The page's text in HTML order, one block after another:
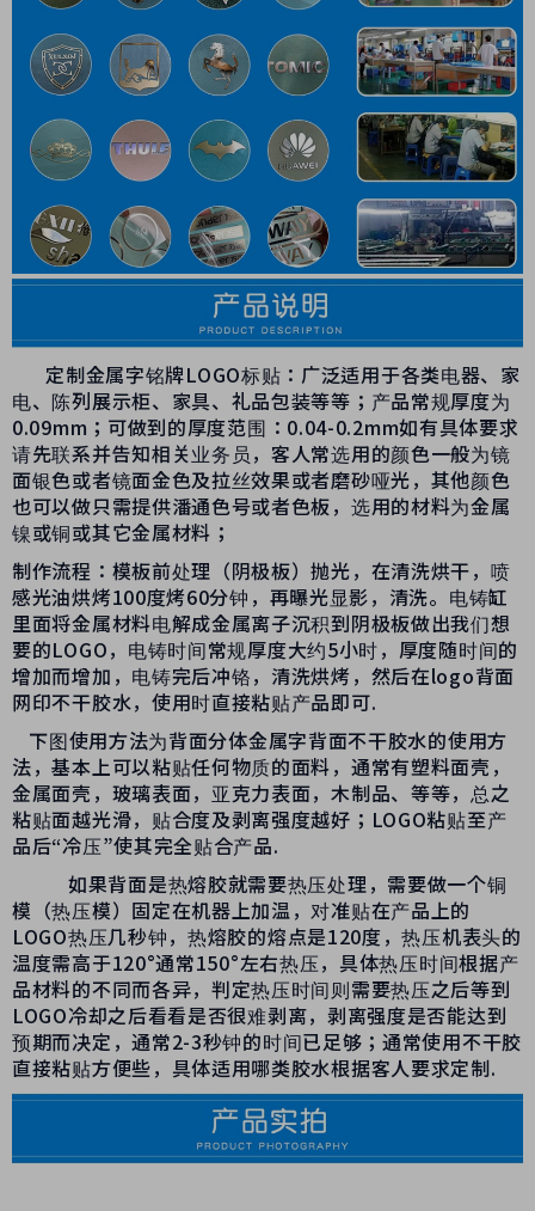
定制金属字铭牌LOGO标贴：广泛适用于各类电器、家
电、陈列展示柜、家具、礼品包装等等；产品常规厚度为
0.09mm ；可做到的厚度范围： 0.04-0.2mm如有具体要求
请先联系并告知相关业务员，客人常选用的颜色一般为镜
面银色或者镜面金色及拉丝效果或者磨砂哑光，其他颜色
也可以做只需提供潘通色号或者色板，选用的材料为金属
镍或铜或其它金属材料；
制作流程：模板前处理（阴极板）抛光，在清洗烘干，喷
感光油烘烤100度烤60分钟，再曝光显影，清洗。电铸缸
里面将金属材料电解成金属离子沉积到阴极板做出我们想
要的LOGO，电铸时间常规厚度大约5小时，厚度随时间的
增加而增加，电铸完后冲铬，清洗烘烤，然后在logo背面
网印不干胶水，使用时直接粘贴产品即可.
下图使用方法为背面分体金属字背面不干胶水的使用方
法，基本上可以粘贴任何物质的面料，通常有塑料面壳，
金属面壳，玻璃表面，亚克力表面，木制品、等等，总之
粘贴面越光滑，贴合度及剥离强度越好； LOGO粘贴至产
品后“冷压”使其完全贴合产品.
如果背面是热熔胶就需要热压处理，需要做一个铜
模（热压模）固定在机器上加温，对准贴在产品上的
LOGO热压几秒钟，热熔胶的熔点是120度，热压机表头的
温度需高于120°通常150°左右热压，具体热压时间根据产
品材料的不同而各异，判定热压时间则需要热压之后等到
LOGO冷却之后看看是否很难剥离，剥离强度是否能达到
预期而决定，通常2-3秒钟的时间已足够；通常使用不干胶
直接粘贴方便些，具体适用哪类胶水根据客人要求定制.